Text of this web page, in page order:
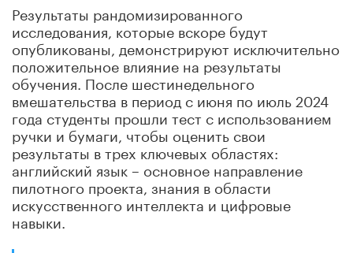
Результаты рандомизированного
исследования, которые вскоре будут
опубликованы, демонстрируют исключительно
положительное влияние на результаты
обучения. После шестинедельного
вмешательства в период с июня по июль 2024
года студенты прошли тест с использованием
ручки и бумаги, чтобы оценить свои
результаты в трех ключевых областях:
английский язык – основное направление
пилотного проекта, знания в области
искусственного интеллекта и цифровые
навыки.